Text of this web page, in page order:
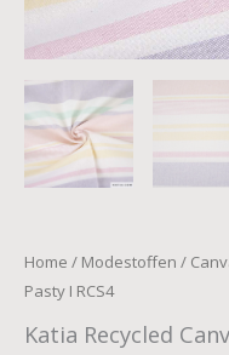
Home / Modestoffen /
Pasty I RCS4
Katia Recycled